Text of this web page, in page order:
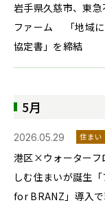
岩手県久慈市、東
ファーム 「地域に
協定書」を締結
5月
2026.05.29 住まい
港区×ウォーターフ
しむ住まいが誕生
for BRANZ」導入